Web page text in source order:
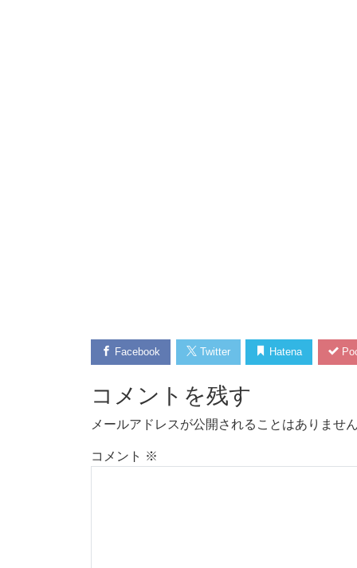
Facebook Twitter Hatena
コメントを残す
メールアドレスが公開されることはありませ
コメント ※